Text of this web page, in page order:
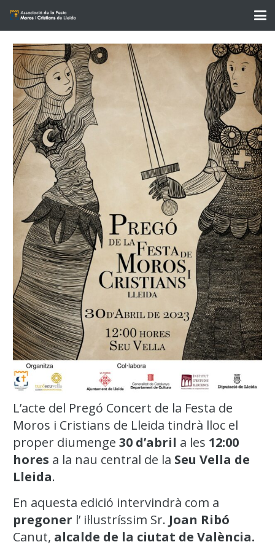
L’acte del Pregó Concert de la Festa de
Moros i Cristians de Lleida tindrà lloc el
proper diumenge 30 d’abril a les 12:00
hores a la nau central de la Seu Vella de
Lleida.
En aquesta edició intervindrà com a
pregoner l’ il·lustríssim Sr. Joan Ribó
Canut, alcalde de la ciutat de València.